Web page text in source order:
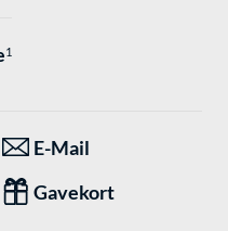
1
E-Mail
Gavekort